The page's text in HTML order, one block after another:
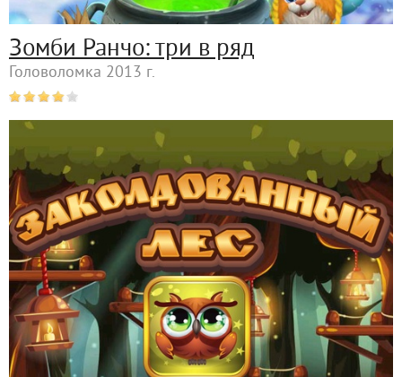
Зомби Ранчо: три в ряд
Головоломка 2013 г.